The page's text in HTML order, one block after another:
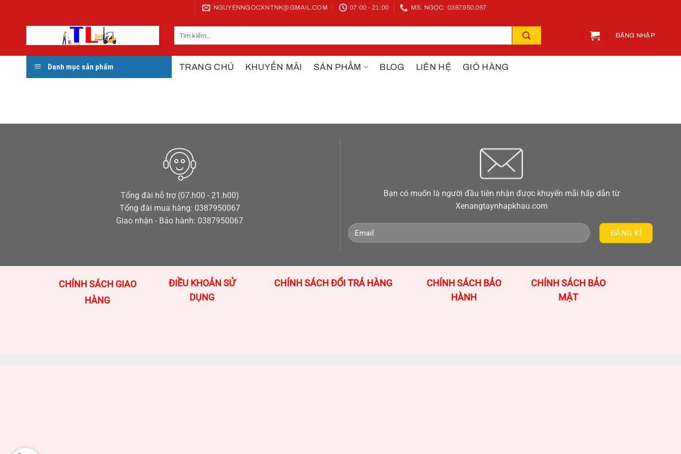
NGUYENNGOCXNTNK@GMAIL.COM 07:00 - 21:00 MS. NGỌC: 0387.950.067
kiếm:
ĐĂNG NHẬP
Danh mục sản phẩm TRANG CHỦ KHUYẾN MÃI SẢN PHẨM BLOG LIÊN HỆ GIỎ HÀNG
Tổng đài hỗ trợ (07.h00 - 21.h00)
Tổng đài mua hàng: 0387950067
Giao nhận - Bảo hành: 0387950067
Bạn có muốn là người đầu tiên nhận được khuyến mãi hấp dẫn từ
Xenangtaynhapkhau.com
CHÍNH SÁCH GIAO
HÀNG
ĐIỀU KHOẢN SỬ
DỤNG
CHÍNH SÁCH ĐỔI TRẢ HÀNG
CHÍNH SÁCH BẢO
HÀNH
CHÍNH SÁCH BẢO
MẬT